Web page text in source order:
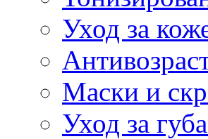
Уход за
Маски и
Уход за